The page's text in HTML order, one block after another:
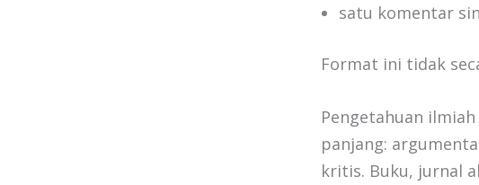
satu komentar
Format ini tidak
Pengetahuan
panjang:
kritis. Buku, jurnal